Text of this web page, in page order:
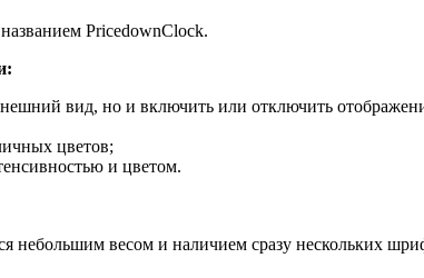
PricedownClock.
вид, но и включить или отключить
цветов;
и цветом.
небольшим весом и наличием сразу нескольких